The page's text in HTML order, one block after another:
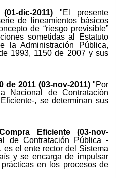
dic-2011) "El presente
de lineamientos básicos
de “riesgo previsible”
sometidas al Estatuto
la Administración Pública,
1993, 1150 de 2007 y sus
de 2011 (03-nov-2011) "Por
Nacional de Contratación
, se determinan sus
Eficiente (03-nov-
de Contratación Pública -
es el ente rector del Sistema
y se encarga de impulsar
en los procesos de